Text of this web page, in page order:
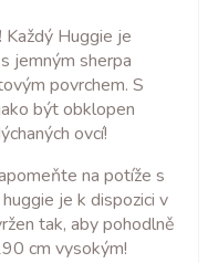
Každý Huggie je
jemným sherpa
povrchem. S
být obklopen
ovcí!
na potíže s
je k dispozici v
tak, aby pohodlně
cm vysokým!